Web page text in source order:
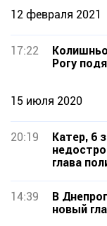
12 февраля 2021
17:22
Рогу
15 июля 2020
20:19
Катер, 6
глава
14:39
В
новый